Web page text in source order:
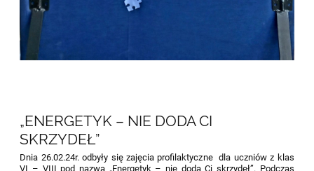
„ENERGETYK – NIE DODA CI
SKRZYDEŁ”
Dnia 26.02.24r. odbyły się zajęcia profilaktyczne dla uczniów z klas
VI – VIII pod nazwą „Energetyk – nie doda Ci skrzydeł”. Podczas